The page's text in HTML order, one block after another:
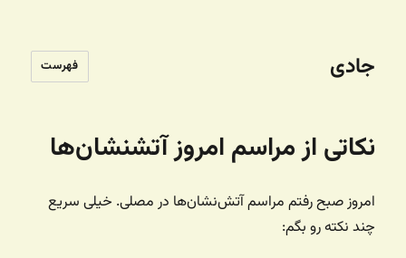
جادی فهرست
نکاتی از مراسم امروز آتشنشان‌ها
امروز صبح رفتم مراسم آتش‌نشان‌ها در مصلی. خیلی سریع
چند نکته رو بگم: